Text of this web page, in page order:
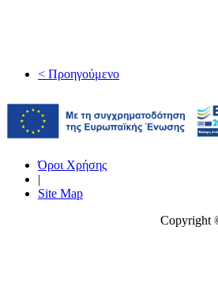
< Προηγούμενο
Όροι Χρήσης
|
Site Map